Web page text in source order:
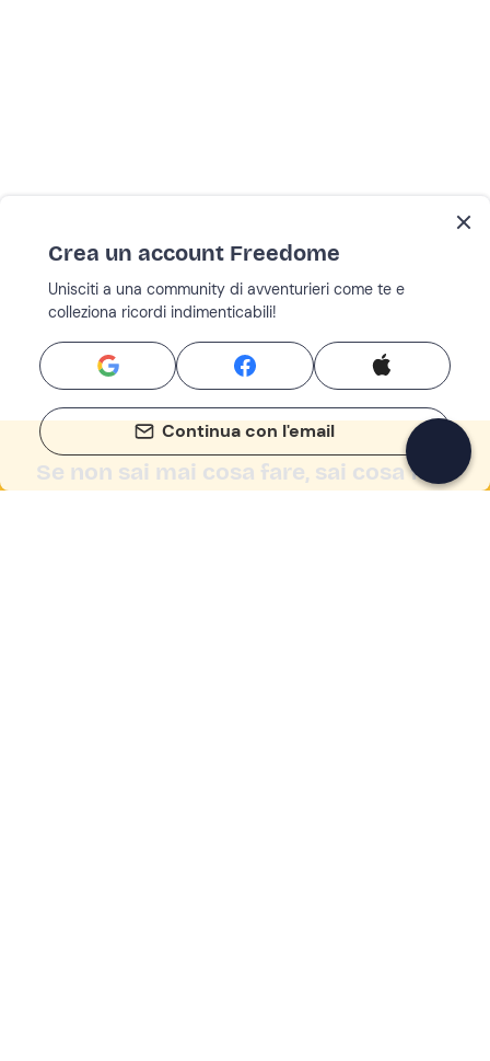
Se non sai mai cosa fare, sai cosa fare
Crea un account Freedome
Unisciti a una community di avventurieri come te e
colleziona ricordi indimenticabili!
Continua con l'email